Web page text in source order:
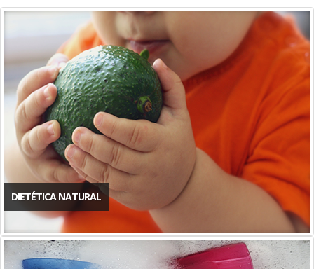
DIETÉTICA NATURAL